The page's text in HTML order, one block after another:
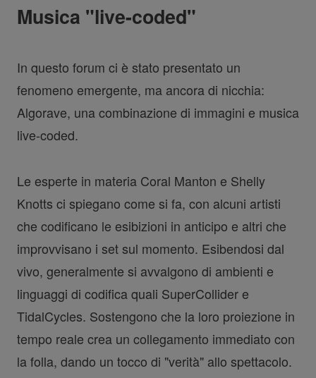
Musica "live-coded"
In questo forum ci è stato presentato un
fenomeno emergente, ma ancora di nicchia:
Algorave, una combinazione di immagini e musica
live-coded.
Le esperte in materia Coral Manton e Shelly
Knotts ci spiegano come si fa, con alcuni artisti
che codificano le esibizioni in anticipo e altri che
improvvisano i set sul momento. Esibendosi dal
vivo, generalmente si avvalgono di ambienti e
linguaggi di codifica quali SuperCollider e
TidalCycles. Sostengono che la loro proiezione in
tempo reale crea un collegamento immediato con
la folla, dando un tocco di "verità" allo spettacolo.